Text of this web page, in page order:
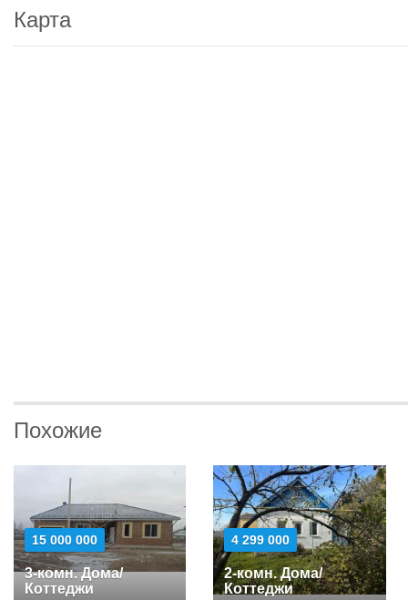
Карта
Похожие
15 000 000
3-комн. Дома/
Коттеджи
4 299 000
2-комн. Дома/
Коттеджи